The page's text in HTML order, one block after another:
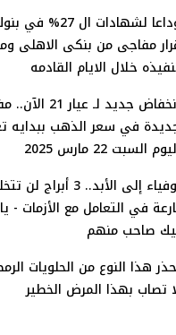
وداعا لشهادات ال
مفاجى من بنكى الاهلى
خلال الايام القادمه
انخفاض جديد لـ عيار
في سعر الذهب ببدايه
السبت 22 مارس 2025
أوفياء إلى الأبد.. 3
في التعامل مع الأزمات -
صاحب منهم
هذا النوع من الحلويات
تصاب بهذا المرض الخطير